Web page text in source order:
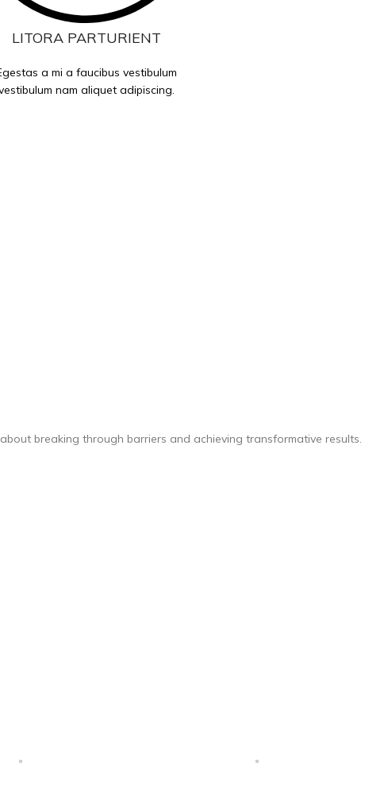
LITORA PARTURIENT
a mi a faucibus vestibulum
nam aliquet adipiscing.
breaking through barriers and achieving transformative results.